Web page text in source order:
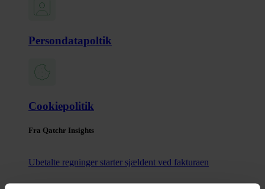
Persondatapoltik
Cookiepolitik
Fra Qatchr Insights
Ubetalte regninger starter sjældent ved fakturaen